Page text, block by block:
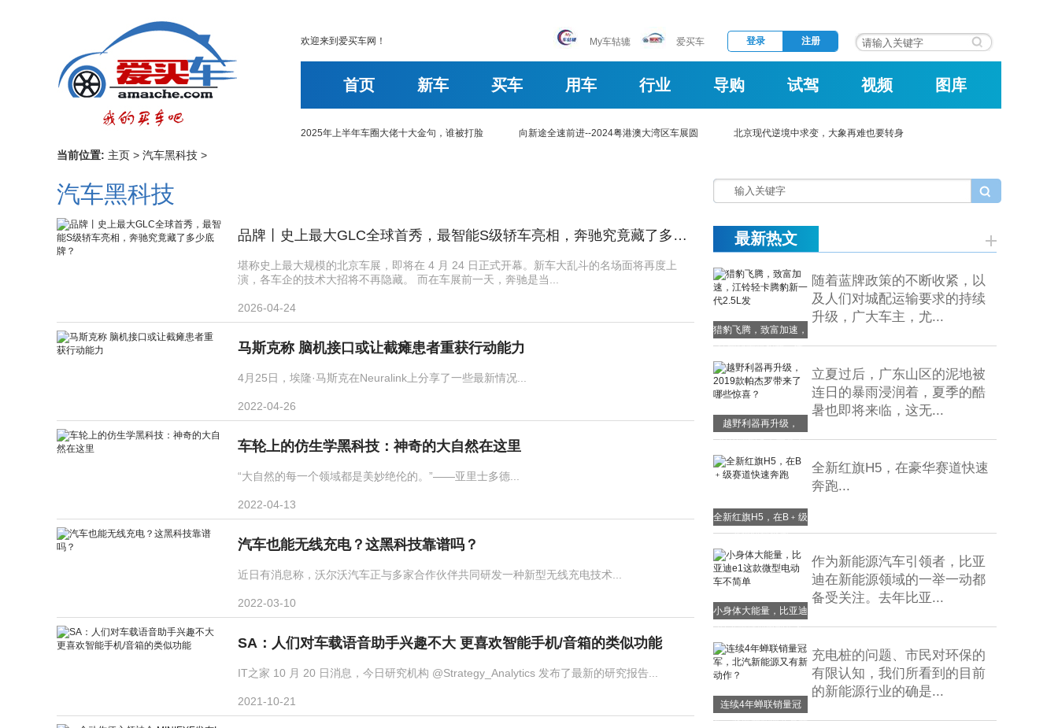
欢迎来到爱买车网！ My车轱辘 爱买车 登录 注册
首页 新车 买车 用车 行业 导购 试驾 视频 图库
2025年上半年车圈大佬十大金句，谁被打脸 向新途全速前进--2024粤港澳大湾区车展圆 北京现代逆境中求变，大象再难也要转身
当前位置: 主页 > 汽车黑科技 >
汽车黑科技
品牌丨史上最大GLC全球首秀，最智能S级轿车亮相，奔驰究竟藏了多少底牌？
堪称史上最大规模的北京车展，即将在 4 月 24 日正式开幕。新车大乱斗的名场面将再度上
演，各车企的技术大招将不再隐藏。 而在车展前一天，奔驰是当...
2026-04-24
马斯克称 脑机接口或让截瘫患者重获行动能力
4月25日，埃隆·马斯克在Neuralink上分享了一些最新情况...
2022-04-26
车轮上的仿生学黑科技：神奇的大自然在这里
“大自然的每一个领域都是美妙绝伦的。”——亚里士多德...
2022-04-13
汽车也能无线充电？这黑科技靠谱吗？
近日有消息称，沃尔沃汽车正与多家合作伙伴共同研发一种新型无线充电技术...
2022-03-10
SA：人们对车载语音助手兴趣不大 更喜欢智能手机/音箱的类似功能
IT之家 10 月 20 日消息，今日研究机构 @Strategy_Analytics 发布了最新的研究报告...
2021-10-21
最新热文
猎豹飞腾，致富加速，
江铃轻卡腾豹新一代
2.5L发
随着蓝牌政策的不断收紧，以
及人们对城配运输要求的持续
升级，广大车主，尤...
越野利器再升级，
2019款帕杰罗带来了
哪些惊喜？
立夏过后，广东山区的泥地被
连日的暴雨浸润着，夏季的酷
暑也即将来临，这无...
全新红旗H5，在B﹢级
赛道快速奔跑
全新红旗H5，在豪华赛道快速
奔跑...
小身体大能量，比亚迪
e1这款微型电动车不
简单
作为新能源汽车引领者，比亚
迪在新能源领域的一举一动都
备受关注。去年比亚...
连续4年蝉联销量冠
军，北汽新能源又有新
充电桩的问题、市民对环保的
有限认知，我们所看到的目前
的新能源行业的确是...